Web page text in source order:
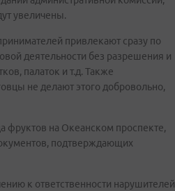
увеличены.
привлекают сразу по
деятельности без разрешения и
палаток и т.д. Также
не делают этого добровольно,
фруктов на Океанском проспекте,
подтверждающих
к ответственности нарушителей